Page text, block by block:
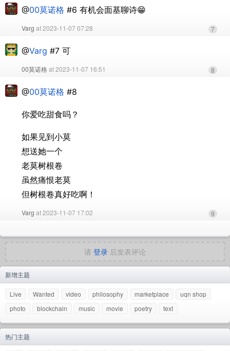
@00莫诺格 #6 有机会面基聊诗😁
Varg at 2023-11-07 07:28 7
@Varg #7 可
00莫诺格at 2023-11-07 16:51 8
@00莫诺格 #8
你爱吃甜食吗？
如果见到小莫
想送她一个
老莫树根卷
虽然痛恨老莫
但树根卷真好吃啊！
Varg at 2023-11-07 17:02 9
请 登录 后发表评论
新增主题
Live Wanted video philosophy marketplace
uqn shop
photo
blockchain music movie poetry text
热门主题